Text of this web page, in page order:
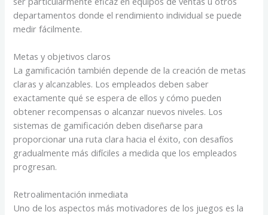
departamentos donde el rendimiento individual se puede
medir fácilmente.
Metas y objetivos claros
La gamificación también depende de la creación de metas
claras y alcanzables. Los empleados deben saber
exactamente qué se espera de ellos y cómo pueden
obtener recompensas o alcanzar nuevos niveles. Los
sistemas de gamificación deben diseñarse para
proporcionar una ruta clara hacia el éxito, con desafíos
gradualmente más difíciles a medida que los empleados
progresan.
Retroalimentación inmediata
Uno de los aspectos más motivadores de los juegos es la